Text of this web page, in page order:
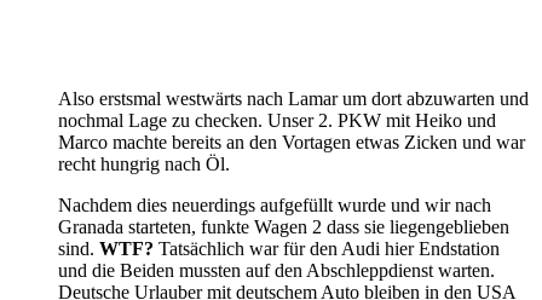
Also erstsmal westwärts nach Lamar um dort abzuwarten und
nochmal Lage zu checken. Unser 2. PKW mit Heiko und
Marco machte bereits an den Vortagen etwas Zicken und war
recht hungrig nach Öl.
Nachdem dies neuerdings aufgefüllt wurde und wir nach
Granada starteten, funkte Wagen 2 dass sie liegengeblieben
sind. WTF? Tatsächlich war für den Audi hier Endstation
und die Beiden mussten auf den Abschleppdienst warten.
Deutsche Urlauber mit deutschem Auto bleiben in den USA